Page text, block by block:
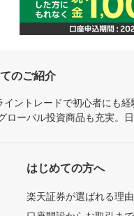
のご紹介
ントレードで初心者にも
ローバル投資商品も充実。
はじめての方へ
楽天証券が選ばれる理由